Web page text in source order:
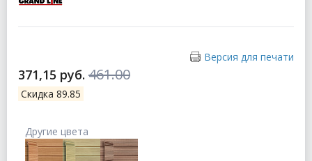
Версия для печати
371,15 руб. 461.00
Скидка 89.85
Другие цвета